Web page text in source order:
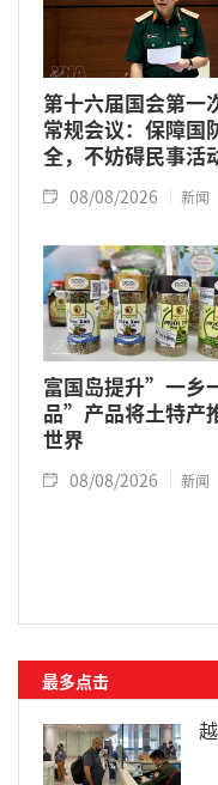
第十六届国会第一
常规会议：保障国
全，不妨碍民事活
08/08/2026 新闻
富国岛提升”一乡
品”产品将土特产
世界
08/08/2026 新闻
最多点击